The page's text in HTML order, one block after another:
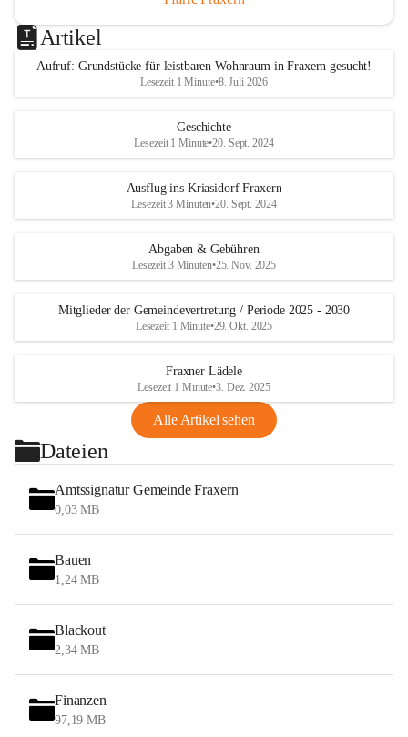
Artikel
Aufruf: Grundstücke für leistbaren Wohnraum in Fraxern gesucht!
Lesezeit 1 Minute•8. Juli 2026
Geschichte
Lesezeit 1 Minute•20. Sept. 2024
Ausflug ins Kriasidorf Fraxern
Lesezeit 3 Minuten•20. Sept. 2024
Abgaben & Gebühren
Lesezeit 3 Minuten•25. Nov. 2025
Mitglieder der Gemeindevertretung / Periode 2025 - 2030
Lesezeit 1 Minute•29. Okt. 2025
Fraxner Lädele
Lesezeit 1 Minute•3. Dez. 2025
Alle Artikel sehen
Dateien
Amtssignatur Gemeinde Fraxern
0,03 MB
Bauen
1,24 MB
Blackout
2,34 MB
Finanzen
97,19 MB